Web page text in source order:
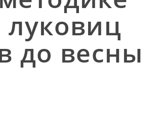
луковиц
до весны